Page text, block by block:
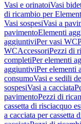
Vasi e orinatoiVasi
di ricambio per
Vasi sospesiVasi a
pavimentoElementi
aggiuntiviPer vasi WC
WCAccessoriPezzi di
completiPer elementi
aggiuntiviPer elementi
consumoVasi e sedili
sospesiVasi a cacciata
pavimentoPezzi di
cassetta di risciacquo
a cacciata per cassetta